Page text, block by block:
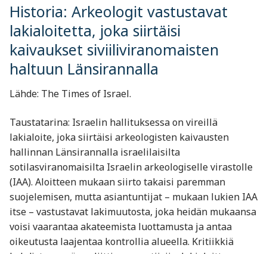
Historia: Arkeologit vastustavat
lakialoitetta, joka siirtäisi
kaivaukset siviiliviranomaisten
haltuun Länsirannalla
Lähde: The Times of Israel.
Taustatarina: Israelin hallituksessa on vireillä
lakialoite, joka siirtäisi arkeologisten kaivausten
hallinnan Länsirannalla israelilaisilta
sotilasviranomaisilta Israelin arkeologiselle virastolle
(IAA). Aloitteen mukaan siirto takaisi paremman
suojelemisen, mutta asiantuntijat – mukaan lukien IAA
itse – vastustavat lakimuutosta, joka heidän mukaansa
voisi vaarantaa akateemista luottamusta ja antaa
oikeutusta laajentaa kontrollia alueella. Kritiikkiä